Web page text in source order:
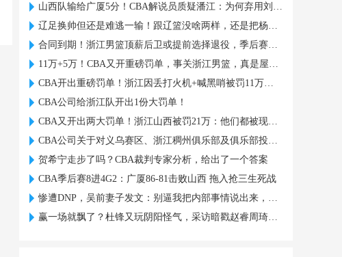
山西队输给广厦5分！CBA解说员质疑潘江：为何弃用刘传兴？
辽足换帅但还是难逃一输！跟辽篮没啥两样，还是把杨鸣请回来吧？
合同到期！浙江男篮顶薪后卫或提前选择退役，季后赛场均仅2分3板
11万+5万！CBA又开重磅罚单，事关浙江男篮，真是屋漏偏逢连夜雨
CBA开出重磅罚单！浙江因丢打火机+喊黑哨被罚11万，老板还被禁赛
CBA公司给浙江队开出1份大罚单！
CBA又开出两大罚单！浙江山西被罚21万：他们都被现场球迷坑惨了
CBA公司关于对义乌赛区、浙江稠州俱乐部及俱乐部投资人金子军处罚的函
贺希宁走步了吗？CBA裁判专家分析，给出了一个答案
CBA季后赛8进4G2：广厦86-81击败山西 拖入抢三生死战
惨遭DNP，吴前妻子发文：别逼我把内部事情说出来，希望能被尊重
赢一场就飘了？杜锋又玩阴阳怪气，采访暗戳赵睿周琦或内涵许利民